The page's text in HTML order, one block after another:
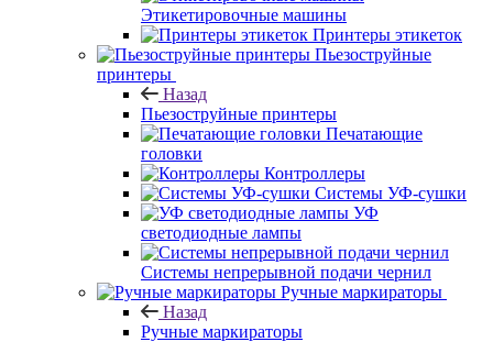
Этикетировочные машины
Принтеры этикеток
Пьезоструйные
принтеры
Назад
Пьезоструйные принтеры
Печатающие
головки
Контроллеры
Системы УФ-сушки
УФ
светодиодные лампы
Системы непрерывной подачи чернил
Ручные маркираторы
Назад
Ручные маркираторы